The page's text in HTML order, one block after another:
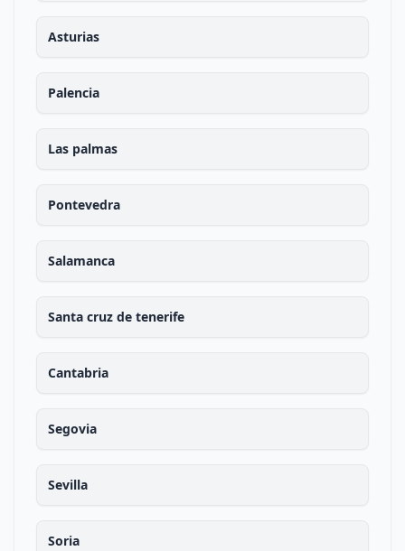
Asturias
Palencia
Las palmas
Pontevedra
Salamanca
Santa cruz de tenerife
Cantabria
Segovia
Sevilla
Soria